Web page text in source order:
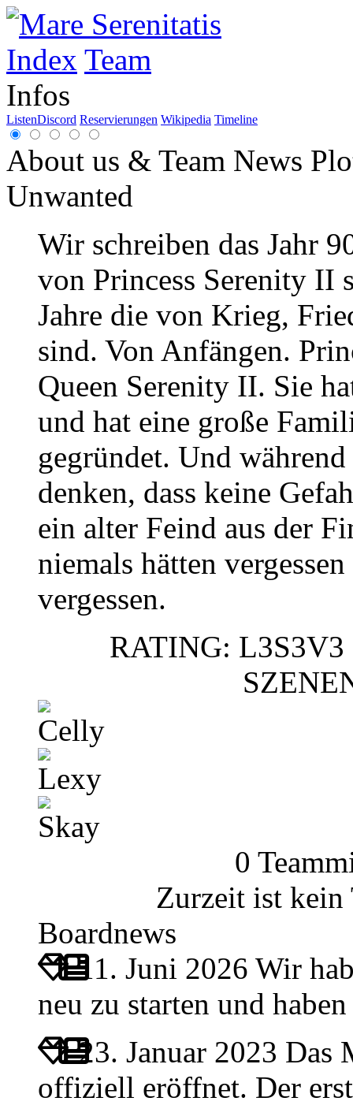
Index Team
Infos
ListenDiscord Reservierungen Wikipedia Timeline
About us & Team News
Unwanted
Wir schreiben das Jahr
von Princess Serenity II
Jahre die von Krieg,
sind. Von Anfängen.
Queen Serenity II. Sie
und hat eine große
gegründet. Und
denken, dass keine
ein alter Feind aus der
niemals hätten
vergessen.
RATING:
Celly
Lexy
Skay
0
Zurzeit ist
Boardnews
11. Juni 2026 Wir
neu zu starten und
23. Januar 2023 Das
offiziell eröffnet. Der